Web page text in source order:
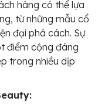
hàng có thể lựa
từ những mẫu cổ
đại phá cách. Sự
điểm cộng đáng
trong nhiều dịp